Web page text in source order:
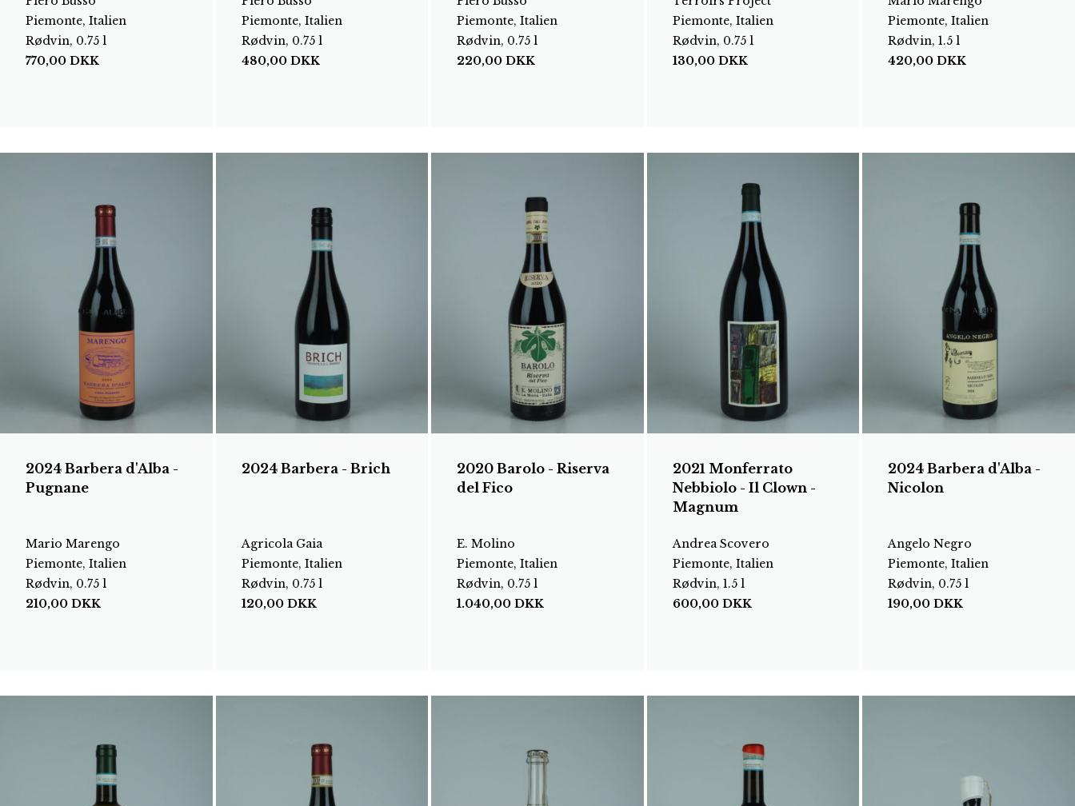
Piemonte, Italien
Rødvin, 0.75 l
770,00 DKK
Piemonte, Italien
Rødvin, 0.75 l
480,00 DKK
Piemonte, Italien
Rødvin, 0.75 l
220,00DKK
Piemonte, Italien
Rødvin, 0.75 l
130,00 DKK
Piemonte, Italien
Rødvin, 1.5 l
420,00DKK
2024 Barbera d'Alba -
Pugnane
Mario Marengo
Piemonte, Italien
Rødvin, 0.75 l
210,00 DKK
2024 Barbera - Brich
Agricola Gaia
Piemonte, Italien
Rødvin, 0.75 l
120,00 DKK
2020 Barolo - Riserva
del Fico
E. Molino
Piemonte, Italien
Rødvin, 0.75 l
1.040,00DKK
2021 Monferrato
Nebbiolo - Il Clown -
Magnum
Andrea Scovero
Piemonte, Italien
Rødvin, 1.5 l
600,00 DKK
2024 Barbera d'Alba -
Nicolon
Angelo Negro
Piemonte, Italien
Rødvin, 0.75 l
190,00DKK